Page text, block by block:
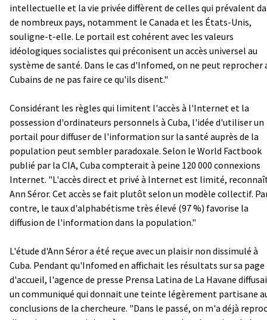
intellectuelle et la vie privée diffèrent de celles qui prévalent
de nombreux pays, notamment le Canada et les États-Unis,
souligne-t-elle. Le portail est cohérent avec les valeurs
idéologiques socialistes qui préconisent un accès universel au
système de santé. Dans le cas d'Infomed, on ne peut reprocher
Cubains de ne pas faire ce qu'ils disent."
Considérant les règles qui limitent l'accès à l'Internet et la
possession d'ordinateurs personnels à Cuba, l'idée d'utiliser un
portail pour diffuser de l'information sur la santé auprès de la
population peut sembler paradoxale. Selon le World Factbook
publié par la CIA, Cuba compterait à peine 120 000 connexions
Internet. "L'accès direct et privé à Internet est limité,
Ann Séror. Cet accès se fait plutôt selon un modèle collectif.
contre, le taux d'alphabétisme très élevé (97 %) favorise la
diffusion de l'information dans la population."
L'étude d'Ann Séror a été reçue avec un plaisir non dissimulé à
Cuba. Pendant qu'Infomed en affichait les résultats sur sa page
d'accueil, l'agence de presse Prensa Latina de La Havane
un communiqué qui donnait une teinte légèrement partisane
conclusions de la chercheure. "Dans le passé, on m'a déjà